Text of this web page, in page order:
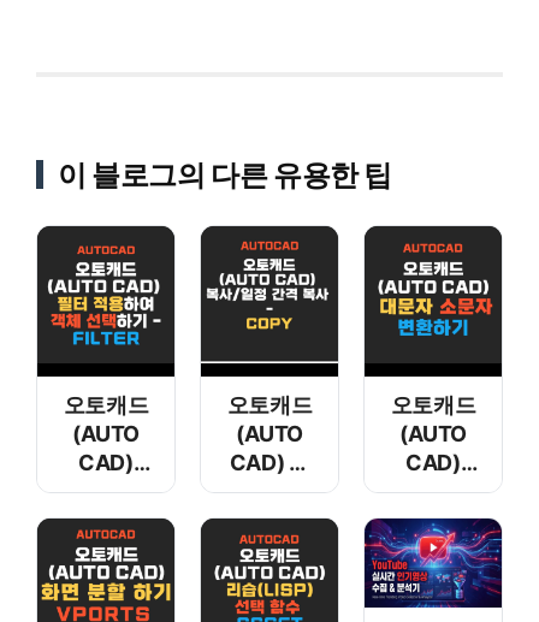
이 블로그의 다른 유용한 팁
오토캐드
(AUTO
CAD)
필터
적용하여
객체
선택하기 –
FILTER
오토캐드
(AUTO
CAD) 복
사/일정
간격 복사
– COPY
오토캐드
(AUTO
CAD)
대문자
소문자
변환하기